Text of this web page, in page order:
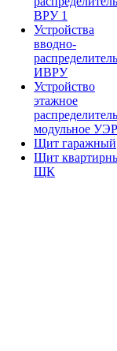
ВРУ 1
Устройства
вводно-
ИВРУ
Устройство
этажное
модульное
Щит гаражный
Щит
ЩК